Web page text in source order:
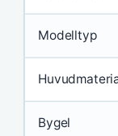
Modelltyp
Bygel